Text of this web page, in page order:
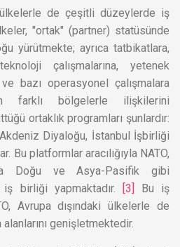
ülkelerle de çeşitli düzeylerde iş
"ortak" (partner) statüsünde
yürütmekte; ayrıca tatbikatlara,
çalışmalarına, yetenek
bazı operasyonel çalışmalara
farklı bölgelerle ilişkilerini
ortaklık programları şunlardır:
Diyaloğu, İstanbul İşbirliği
Bu platformlar aracılığıyla NATO,
Doğu ve Asya-Pasifik gibi
birliği yapmaktadır.
[3] Bu iş
Avrupa dışındaki ülkelerle de
genişletmektedir.